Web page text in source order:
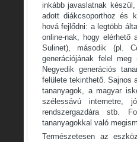
inkább javaslatnak
adott diákcsoporthoz és
hová fejlődni: a legtöbb
online-nak, hogy elérhető
Sulinet), második (pl.
generációjának felel meg
Negyedik generációs
felülete tekinthető. Sajnos
tananyagok, a magyar
szélessávú internetre,
rendszergazdára stb.
tananyagokkal való
Természetesen az